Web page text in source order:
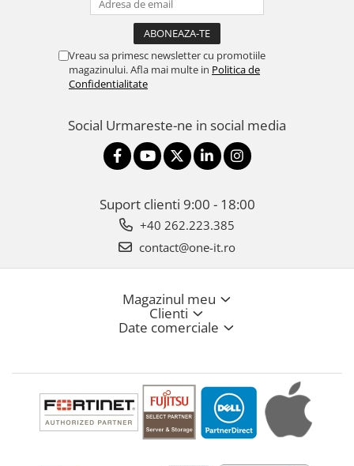
Vreau sa primesc newsletter cu promotiile
magazinului. Afla mai multe in Politica de
Confidentialitate
Social Urmareste-ne in social media
Suport clienti 9:00 - 18:00
+40 262.223.385
contact@one-it.ro
Magazinul meu
Clienti
Date comerciale